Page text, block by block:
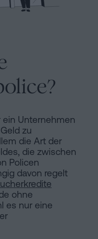
Unternehmen
zu
die Art der
die zwischen
Policen
davon regelt
ohne
es nur eine